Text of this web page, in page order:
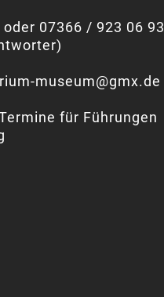
07366 / 923 06 93
museum@gmx.de
für Führungen